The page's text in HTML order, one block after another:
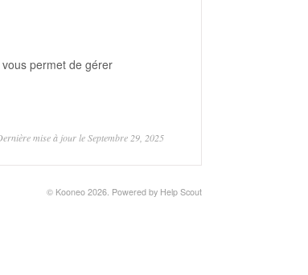
permet de gérer
mise à jour le Septembre 29, 2025
© Kooneo 2026. Powered by Help Scout